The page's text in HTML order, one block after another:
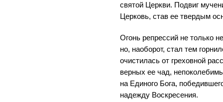
святой Церкви. Подвиг
Церковь, став ее твердым
Огонь репрессий не только
но, наоборот, стал тем
очистилась от греховной
верных ее чад,
на Единого Бога,
надежду Воскресения.